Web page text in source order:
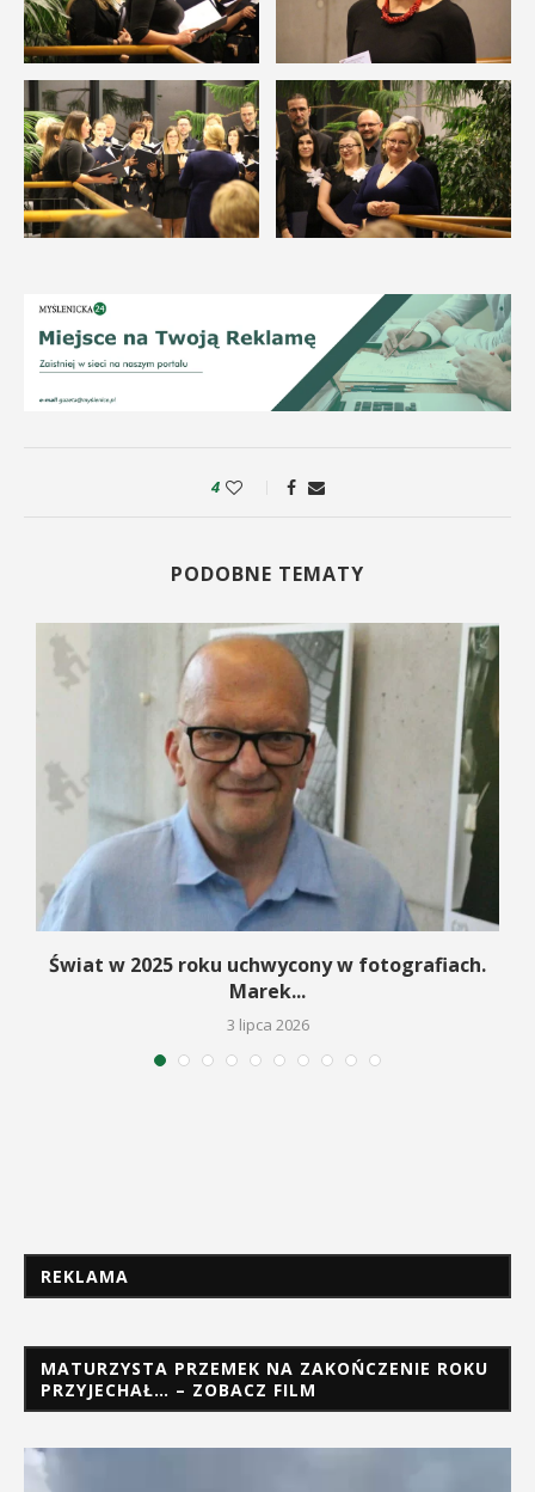
4
PODOBNE TEMATY
Świat w 2025 roku uchwycony w fotografiach.
Marek...
3 lipca 2026
REKLAMA
MATURZYSTA PRZEMEK NA ZAKOŃCZENIE ROKU
PRZYJECHAŁ… – ZOBACZ FILM
Odtwarzacz